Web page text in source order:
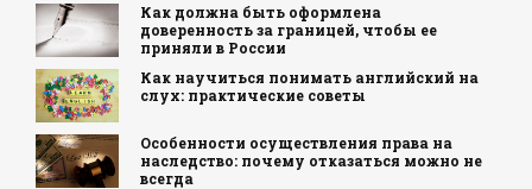
Как должна быть оформлена
доверенность за границей, чтобы ее
приняли в России
Как научиться понимать английский на
слух: практические советы
Особенности осуществления права на
наследство: почему отказаться можно не
всегда